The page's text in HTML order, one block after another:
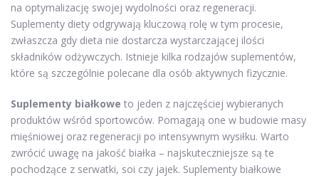
na optymalizację swojej wydolności oraz regeneracji.
Suplementy diety odgrywają kluczową rolę w tym procesie,
zwłaszcza gdy dieta nie dostarcza wystarczającej ilości
składników odżywczych. Istnieje kilka rodzajów suplementów,
które są szczególnie polecane dla osób aktywnych fizycznie.
Suplementy białkowe to jeden z najczęściej wybieranych
produktów wśród sportowców. Pomagają one w budowie masy
mięśniowej oraz regeneracji po intensywnym wysiłku. Warto
zwrócić uwagę na jakość białka – najskuteczniejsze są te
pochodzące z serwatki, soi czy jajek. Suplementy białkowe